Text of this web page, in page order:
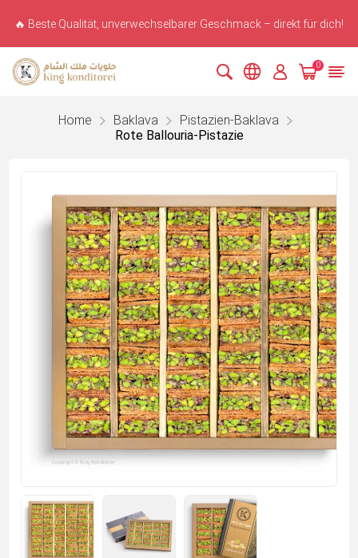
🔥 Beste Qualität, unverwechselbarer Geschmack – direkt für dich!
0
Home Baklava
Pistazien-Baklava
Rote Ballouria-Pistazie